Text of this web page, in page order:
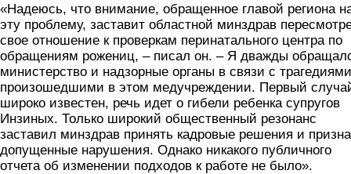
«Надеюсь, что внимание, обращенное главой региона
эту проблему, заставит областной минздрав
свое отношение к проверкам перинатального центра по
обращениям рожениц, – писал он. – Я дважды
министерство и надзорные органы в связи с
произошедшими в этом медучреждении. Первый
широко известен, речь идет о гибели ребенка супругов
Инзиных. Только широкий общественный резонанс
заставил минздрав принять кадровые решения и
допущенные нарушения. Однако никакого публичного
отчета об изменении подходов к работе не было».